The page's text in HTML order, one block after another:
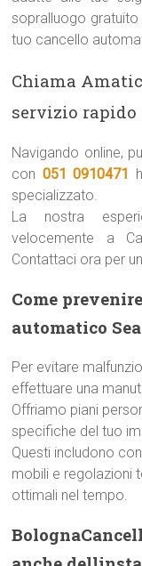
sopralluogo gratuito
tuo cancello
Chiama
servizio rapido
Navigando online,
con 051 0910471
specializzato.
La nostra
velocemente a
Contattaci ora per
Come
automatico
Per evitare
effettuare una
Offriamo piani
specifiche del tuo
Questi includono
mobili e regolazioni
ottimali nel tempo.